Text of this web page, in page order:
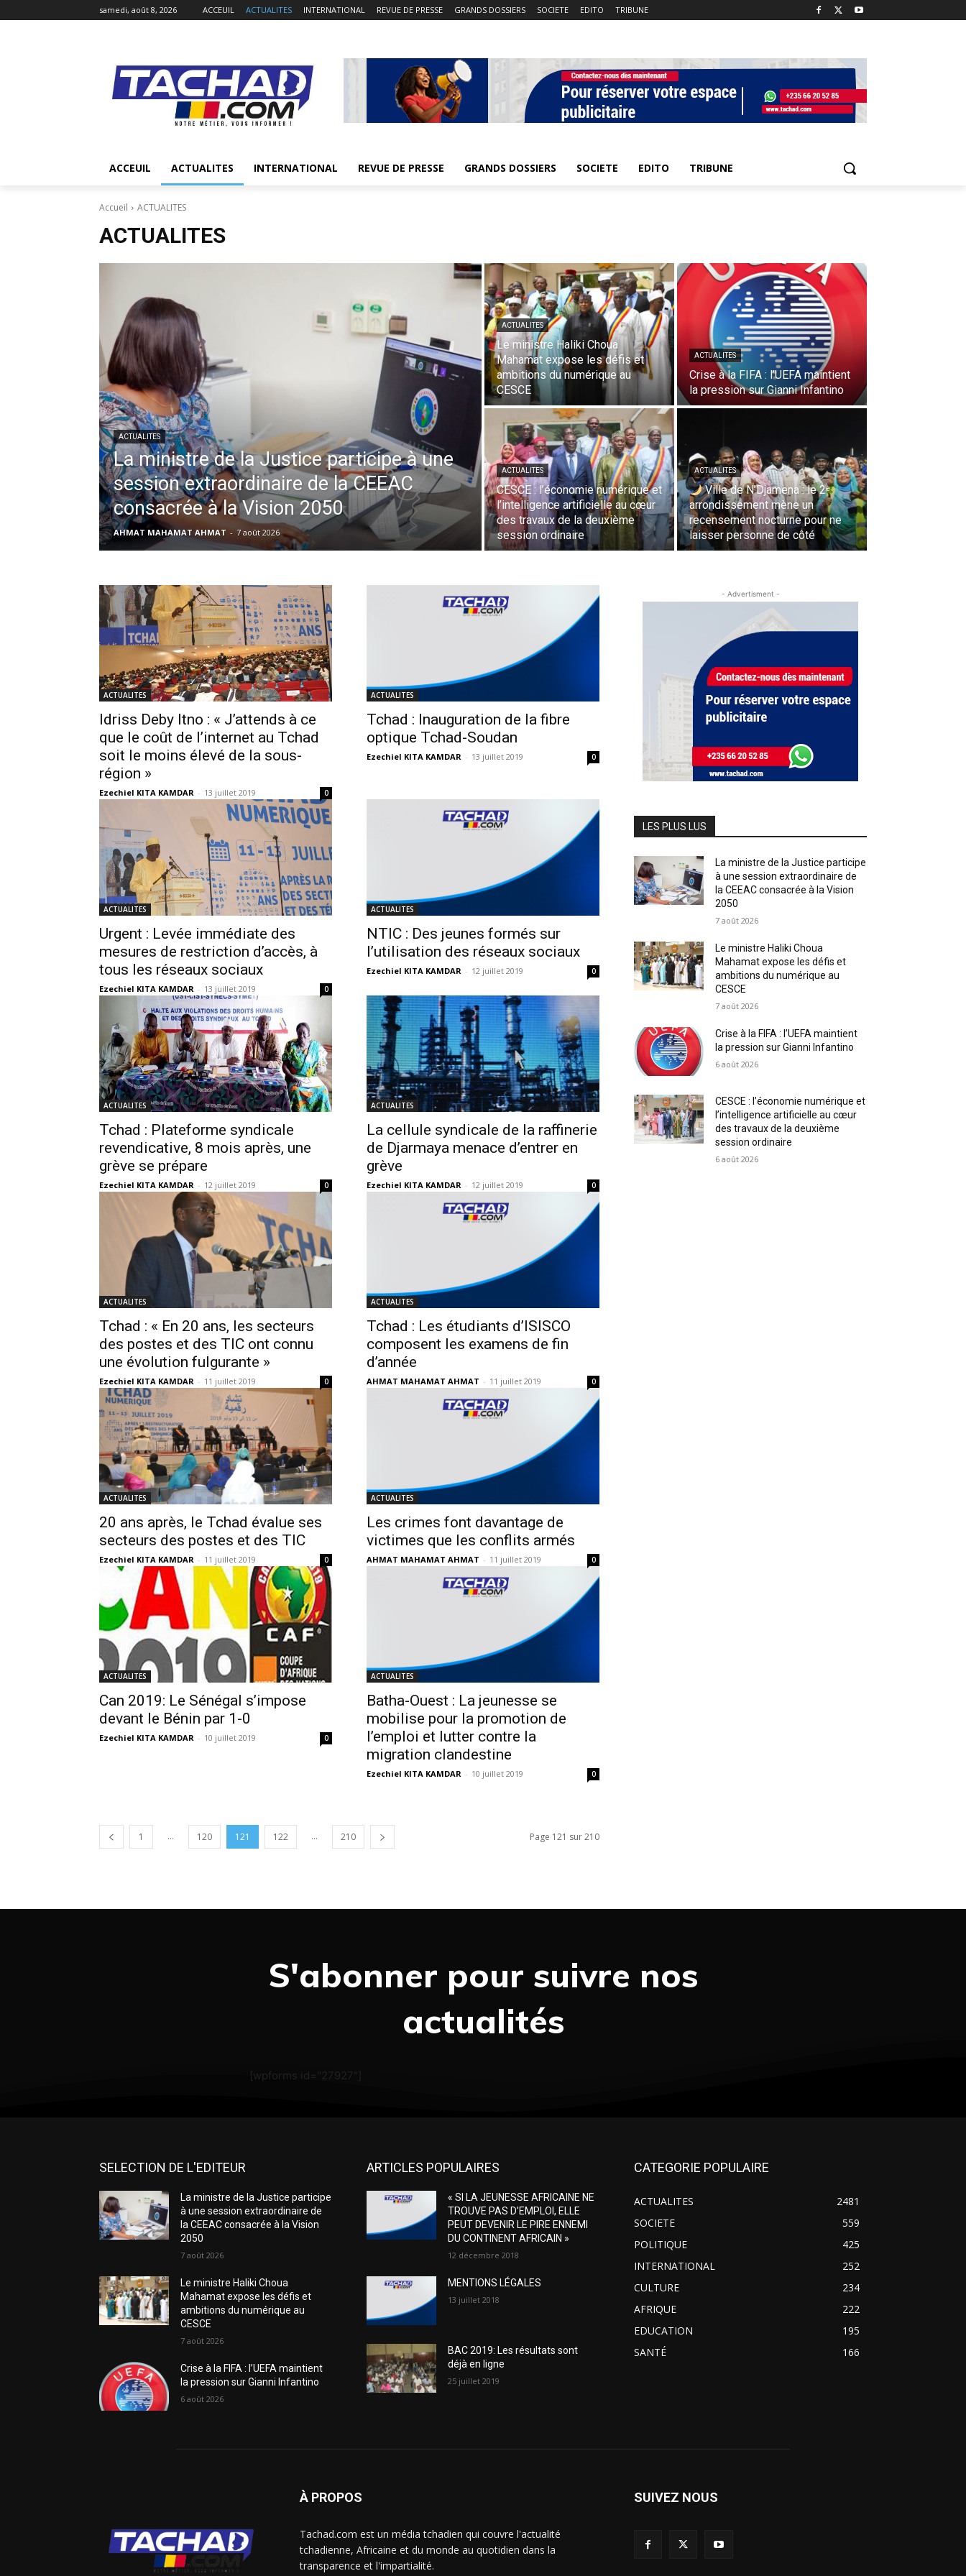
samedi, août 8, 2026 ACCEUIL ACTUALITES INTERNATIONAL REVUE DE PRESSE GRANDS DOSSIERS SOCIETE EDITO TRIBUNE
ACCEUIL ACTUALITES INTERNATIONAL REVUE DE PRESSE GRANDS DOSSIERS SOCIETE EDITO TRIBUNE
Accueil ACTUALITES
ACTUALITES
ACTUALITES
La ministre de la Justice participe à une
session extraordinaire de la CEEAC
consacrée à la Vision 2050
AHMAT MAHAMAT AHMAT - 7 août 2026
ACTUALITES
Le ministre Haliki Choua
Mahamat expose les défis et
ambitions du numérique au
CESCE
ACTUALITES
Crise à la FIFA : l’UEFA maintient
la pression sur Gianni Infantino
ACTUALITES
CESCE : l’économie numérique et
l’intelligence artificielle au cœur
des travaux de la deuxième
session ordinaire
ACTUALITES
Ville de N’Djamena : le 2ᵉ
arrondissement mène un
recensement nocturne pour ne
laisser personne de côté
ACTUALITES
Idriss Deby Itno : « J’attends à ce
que le coût de l’internet au Tchad
soit le moins élevé de la sous-
région »
Ezechiel KITA KAMDAR - 13 juillet 2019 0
ACTUALITES
Tchad : Inauguration de la fibre
optique Tchad-Soudan
Ezechiel KITA KAMDAR - 13 juillet 2019 0
ACTUALITES
Urgent : Levée immédiate des
mesures de restriction d’accès, à
tous les réseaux sociaux
Ezechiel KITA KAMDAR - 13 juillet 2019 0
ACTUALITES
NTIC : Des jeunes formés sur
l’utilisation des réseaux sociaux
Ezechiel KITA KAMDAR - 12 juillet 2019 0
ACTUALITES
Tchad : Plateforme syndicale
revendicative, 8 mois après, une
grève se prépare
Ezechiel KITA KAMDAR - 12 juillet 2019 0
ACTUALITES
La cellule syndicale de la raffinerie
de Djarmaya menace d’entrer en
grève
Ezechiel KITA KAMDAR - 12 juillet 2019 0
ACTUALITES
Tchad : « En 20 ans, les secteurs
des postes et des TIC ont connu
une évolution fulgurante »
Ezechiel KITA KAMDAR - 11 juillet 2019 0
ACTUALITES
Tchad : Les étudiants d’ISISCO
composent les examens de fin
d’année
AHMAT MAHAMAT AHMAT - 11 juillet 2019 0
ACTUALITES
20 ans après, le Tchad évalue ses
secteurs des postes et des TIC
Ezechiel KITA KAMDAR - 11 juillet 2019 0
ACTUALITES
Les crimes font davantage de
victimes que les conflits armés
AHMAT MAHAMAT AHMAT - 11 juillet 2019 0
ACTUALITES
Can 2019: Le Sénégal s’impose
devant le Bénin par 1-0
Ezechiel KITA KAMDAR - 10 juillet 2019 0
ACTUALITES
Batha-Ouest : La jeunesse se
mobilise pour la promotion de
l’emploi et lutter contre la
migration clandestine
Ezechiel KITA KAMDAR - 10 juillet 2019 0
1 ... 120 121 122 ... 210 Page 121 sur 210
- Advertisment -
LES PLUS LUS
La ministre de la Justice participe
à une session extraordinaire de
la CEEAC consacrée à la Vision
2050
7 août 2026
Le ministre Haliki Choua
Mahamat expose les défis et
ambitions du numérique au
CESCE
7 août 2026
Crise à la FIFA : l’UEFA maintient
la pression sur Gianni Infantino
6 août 2026
CESCE : l’économie numérique et
l’intelligence artificielle au cœur
des travaux de la deuxième
session ordinaire
6 août 2026
S'abonner pour suivre nos
actualités
[wpforms id="27927"]
SELECTION DE L'EDITEUR
La ministre de la Justice participe
à une session extraordinaire de
la CEEAC consacrée à la Vision
2050
7 août 2026
Le ministre Haliki Choua
Mahamat expose les défis et
ambitions du numérique au
CESCE
7 août 2026
Crise à la FIFA : l’UEFA maintient
la pression sur Gianni Infantino
6 août 2026
ARTICLES POPULAIRES
« SI LA JEUNESSE AFRICAINE NE
TROUVE PAS D’EMPLOI, ELLE
PEUT DEVENIR LE PIRE ENNEMI
DU CONTINENT AFRICAIN »
12 décembre 2018
MENTIONS LÉGALES
13 juillet 2018
BAC 2019: Les résultats sont
déjà en ligne
25 juillet 2019
CATEGORIE POPULAIRE
ACTUALITES
2481
SOCIETE
559
POLITIQUE
425
INTERNATIONAL
252
CULTURE
234
AFRIQUE
222
EDUCATION
195
SANTÉ
166
À PROPOS
Tachad.com est un média tchadien qui couvre l'actualité
tchadienne, Africaine et du monde au quotidien dans la
transparence et l'impartialité.
SUIVEZ NOUS